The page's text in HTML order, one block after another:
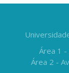
Área 1 -
Área 2 -